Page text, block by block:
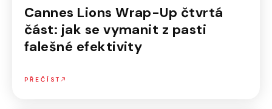
Cannes Lions Wrap-Up čtvrtá
část: jak se vymanit z pasti
falešné efektivity
PŘEČÍST